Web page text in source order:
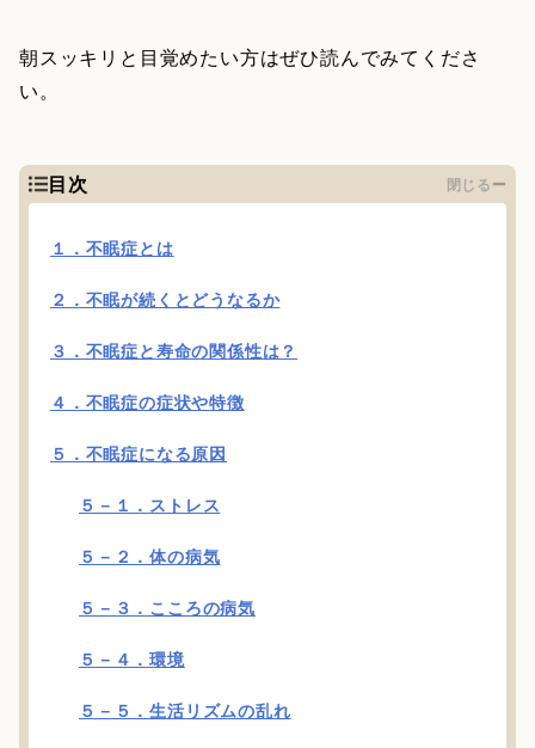
朝スッキリと目覚めたい方はぜひ読んでみてくださ
い。
目次 閉じる
１．不眠症とは
２．不眠が続くとどうなるか
３．不眠症と寿命の関係性は？
４．不眠症の症状や特徴
５．不眠症になる原因
５－１．ストレス
５－２．体の病気
５－３．こころの病気
５－４．環境
５－５．生活リズムの乱れ